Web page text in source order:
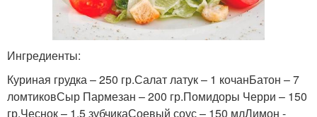
Ингредиенты:
Куриная грудка – 250 гр.Салат латук – 1 кочанБатон – 7
ломтиковСыр Пармезан – 200 гр.Помидоры Черри – 150
гр.Чеснок – 1,5 зубчикаСоевый соус – 150 млЛимон -